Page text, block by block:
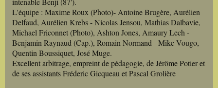
L'équipe : Maxime Roux (Photo)- Antoine Brugère, Aurélien
Delfaud, Aurélien Krebs - Nicolas Jensou, Mathias Dalbavie,
Michael Friconnet (Photo), Ashton Jones, Amaury Lech -
Benjamin Raynaud (Cap.), Romain Normand - Mike Vougo,
Quentin Boussiquet, José Muge.
Excellent arbitrage, empreint de pédagogie, de Jérôme Potier et
de ses assistants Fréderic Gicqueau et Pascal Grolière